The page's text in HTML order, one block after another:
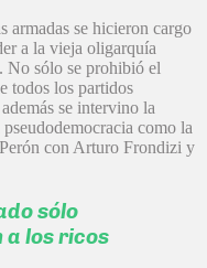
armadas se hicieron cargo
a la vieja oligarquía
No sólo se prohibió el
todos los partidos
se intervino la
como la
con Arturo Frondizi y
sólo
a los ricos